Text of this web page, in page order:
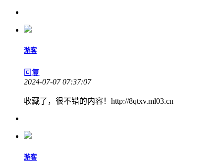
游客
回复
2024-07-07 07:37:07
收藏了，很不错的内容！http://8qtxv.ml03.cn
游客